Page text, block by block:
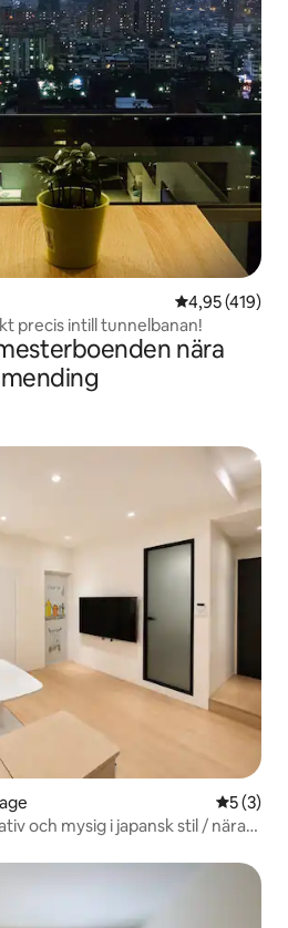
4,95 av 5 i
4,95 (419)
precis intill tunnelbanan!
nära
5 av 5 i
5 (3)
och mysig i japansk stil / nära
kök / Ximending